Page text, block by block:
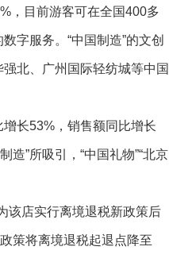
，目前游客可在全国400多
字服务。“中国制造”的文创
北、广州国际轻纺城等中国
长53%，销售额同比增长
”所吸引，“中国礼物”“北京
该店实行离境退税新政策后
策将离境退税起退点降至